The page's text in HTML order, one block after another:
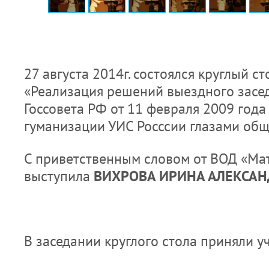
27 августа 2014г. состоялся круглый
«Реализация решений выездного
Госсовета РФ от 11 февраля 2009
гуманизации УИС Росссии глазами
С приветственным словом от ВОД
выступила ВИХРОВА ИРИНА
В заседании круглого стола приняли